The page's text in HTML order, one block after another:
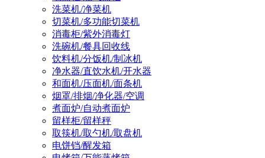
洗菜机/净菜机
切菜机/多功能切菜机
消毒柜/紫外消毒灯
洗碗机/餐具回收线
饮料机/分饭机/制冰机
净水器/直饮水机/开水器
和面机/压面机/面条机
烟罩/排烟/净化器/空调
煮面炉/自动煮面炉
留样柜/留样秤
取筷机/取勺机/取盘机
电饼铛/醒发箱